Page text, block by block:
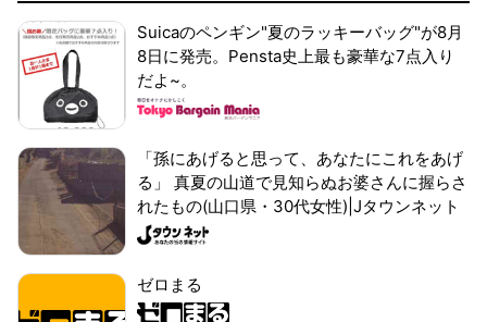
Suicaのペンギン"夏のラッキーバッグ"が8月
8日に発売。Pensta史上最も豪華な7点入り
だよ~。
「孫にあげると思って、あなたにこれをあげ
る」 真夏の山道で見知らぬお婆さんに握らさ
れたもの(山口県・30代女性)|Jタウンネット
ゼロまる